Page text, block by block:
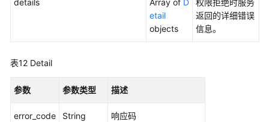
details Array of D
etail
objects
权限拒绝时服务
返回的详细错误
信息。
表12 Detail
参数 参数类型 描述
error_code String 响应码